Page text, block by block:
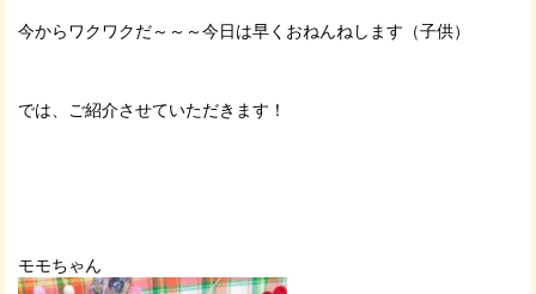
今からワクワクだ～～～今日は早くおねんねします（子供）
では、ご紹介させていただきます！
モモちゃん